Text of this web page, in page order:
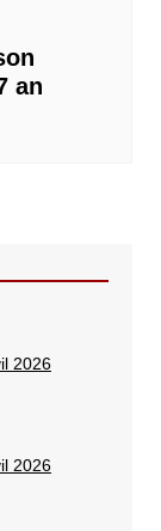
an
2026
2026